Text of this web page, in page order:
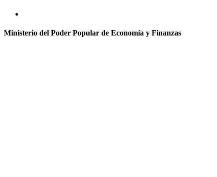
Ministerio del Poder Popular de Economía y Finanzas